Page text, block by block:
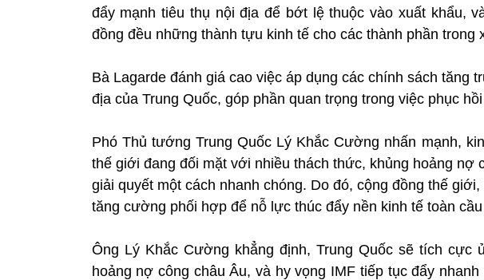
đẩy mạnh tiêu thụ nội địa để bớt lệ thuộc vào xuất khẩu,
đồng đều những thành tựu kinh tế cho các thành phần trong
Bà Lagarde đánh giá cao việc áp dụng các chính sách tăng
địa của Trung Quốc, góp phần quan trọng trong việc phục
Phó Thủ tướng Trung Quốc Lý Khắc Cường nhấn mạnh,
thế giới đang đối mặt với nhiều thách thức, khủng hoảng nợ
giải quyết một cách nhanh chóng. Do đó, cộng đồng thế
tăng cường phối hợp để nỗ lực thúc đẩy nền kinh tế toàn
Ông Lý Khắc Cường khẳng định, Trung Quốc sẽ tích cực
hoảng nợ công châu Âu, và hy vọng IMF tiếp tục đẩy